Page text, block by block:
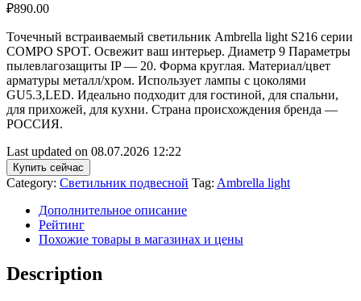
₽890.00
Точечный встраиваемый светильник Ambrella light S216 серии
COMPO SPOT. Освежит ваш интерьер. Диаметр 9 Параметры
пылевлагозащиты IP — 20. Форма круглая. Материал/цвет
арматуры металл/хром. Использует лампы с цоколями
GU5.3,LED. Идеально подходит для гостиной, для спальни,
для прихожей, для кухни. Страна происхождения бренда —
РОССИЯ.
Last updated on 08.07.2026 12:22
Купить сейчас
Category: Светильник подвесной Tag: Ambrella light
Дополнительное описание
Рейтинг
Похожие товары в магазинах и цены
Description